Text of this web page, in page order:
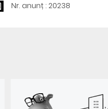
Nr. anunț : 20238